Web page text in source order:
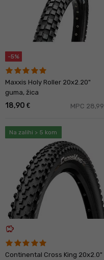
-5%
Maxxis Holy Roller 20x2.20"
guma, žica
18,90 € MPC 28,99
Na zalihi > 5 kom
savings
Continental Cross King 20x2.0"